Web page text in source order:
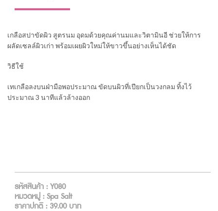
เกลือสปาขัดผิว สูตรนม อุดมด้วยคุณค่านมและวิตามินอี ช่วยให้การ
ผลัดเซลล์ผิวเก่า พร้อมเผยผิวใหม่ให้ขาวขึ้นอย่างเห็นได้ชัด
วิธีใช้
เทเกลือลงบนฝ่ามือพอประมาณ ขัดบนผิวที่เปียกเป็นวงกลม ทิ้งไว้
ประมาณ 3 นาทีแล้วล้างออก
รหัสสินค้า : Y080
หมวดหมู่ : Spa Salt
ราคาปกติ : 39.00 บาท